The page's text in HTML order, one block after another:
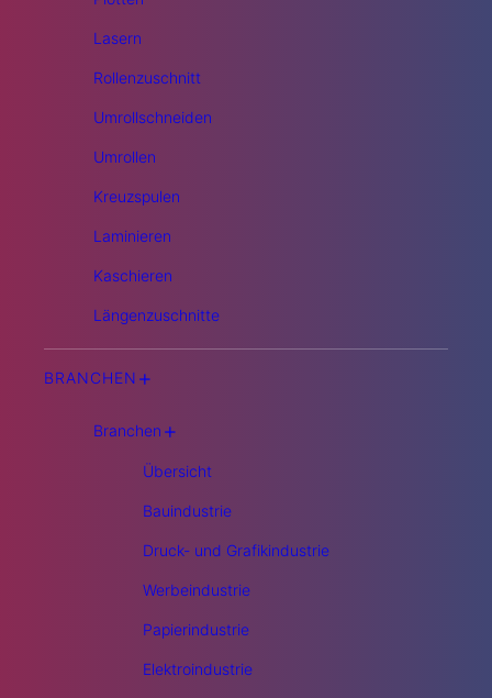
Lasern
Rollenzuschnitt
Umrollschneiden
Umrollen
Kreuzspulen
Laminieren
Kaschieren
Längenzuschnitte
BRANCHEN +
Branchen +
Übersicht
Bauindustrie
Druck- und Grafikindustrie
Werbeindustrie
Papierindustrie
Elektroindustrie